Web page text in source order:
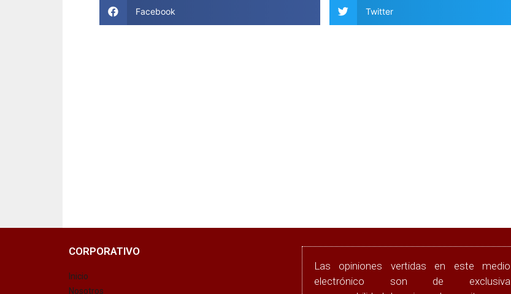
Facebook Twitter
CORPORATIVO
Inicio
Nosotros
Las opiniones vertidas en este medio
electrónico son de exclusiva